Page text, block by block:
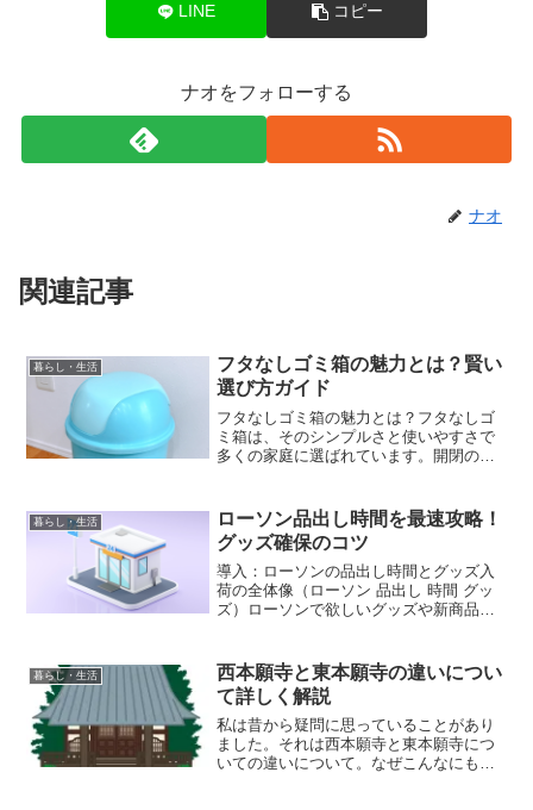
LINE コピー
ナオをフォローする
ナオ
関連記事
暮らし・生活
フタなしゴミ箱の魅力とは？賢い
選び方ガイド
フタなしゴミ箱の魅力とは？フタなしゴ
ミ箱は、そのシンプルさと使いやすさで
多くの家庭に選ばれています。開閉の手
た目もスッキリしており、置く場所を選
ばないのも大きな魅力です...
暮らし・生活
ローソン品出し時間を最速攻略！
グッズ確保のコツ
導入：ローソンの品出し時間とグッズ入
荷の全体像（ローソン 品出し 時間 グッ
ズ）ローソンで欲しいグッズや新商品を
なることがあります。実際には納品時間
や陳列タイミングは店...
暮らし・生活
西本願寺と東本願寺の違いについ
て詳しく解説
私は昔から疑問に思っていることがあり
ました。それは西本願寺と東本願寺につ
いての違いについて。なぜこんなにも近